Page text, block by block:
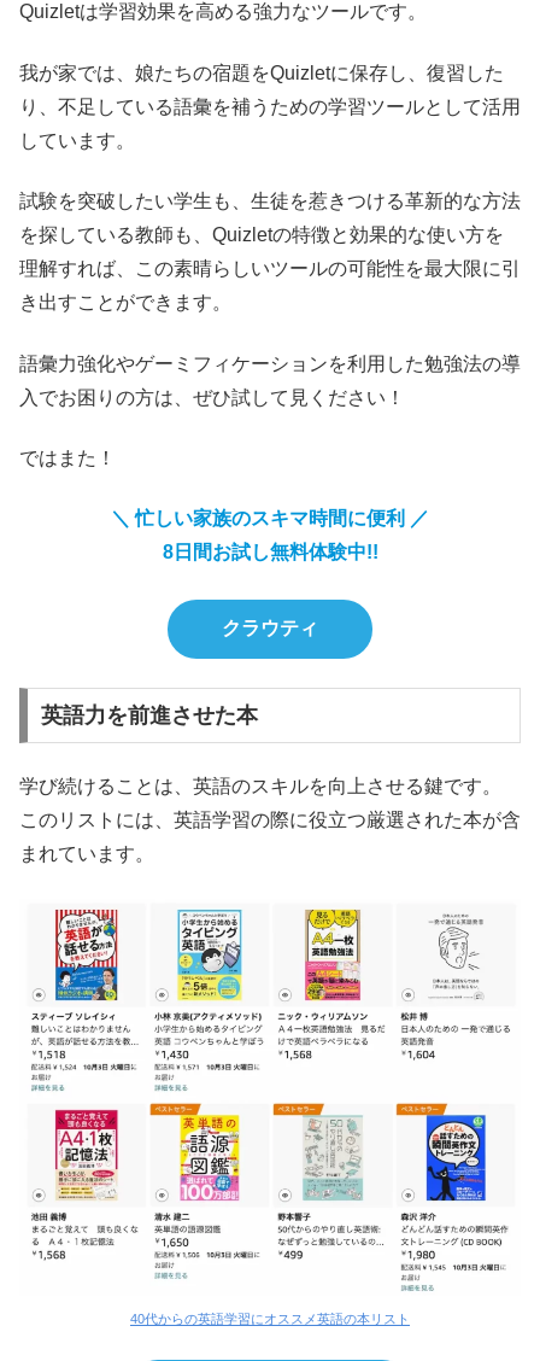
Quizletは学習効果を高める強力なツールです。
我が家では、娘たちの宿題をQuizletに保存し、復習した
り、不足している語彙を補うための学習ツールとして活用
しています。
試験を突破したい学生も、生徒を惹きつける革新的な方法
を探している教師も、Quizletの特徴と効果的な使い方を
理解すれば、この素晴らしいツールの可能性を最大限に引
き出すことができます。
語彙力強化やゲーミフィケーションを利用した勉強法の導
入でお困りの方は、ぜひ試して見ください！
ではまた！
＼ 忙しい家族のスキマ時間に便利 ／
8日間お試し無料体験中!!
クラウティ
英語力を前進させた本
学び続けることは、英語のスキルを向上させる鍵です。
このリストには、英語学習の際に役立つ厳選された本が含
まれています。
40代からの英語学習にオススメ英語の本リスト